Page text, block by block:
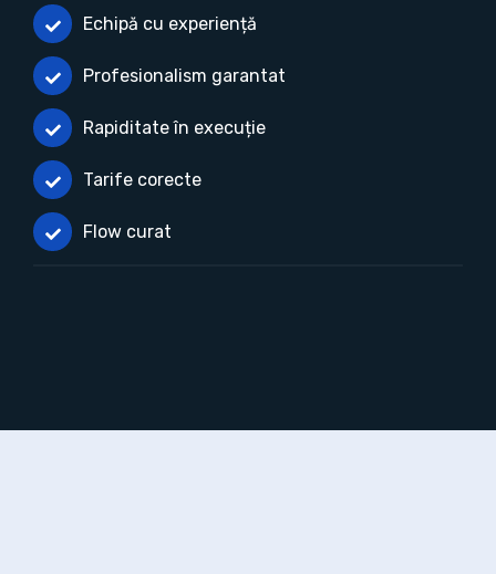
Echipă cu experiență
Profesionalism garantat
Rapiditate în execuție
Tarife corecte
Flow curat